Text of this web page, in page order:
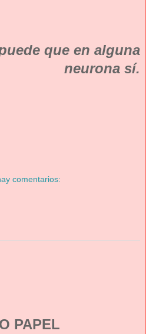
que en alguna
neurona sí.
comentarios:
PAPEL